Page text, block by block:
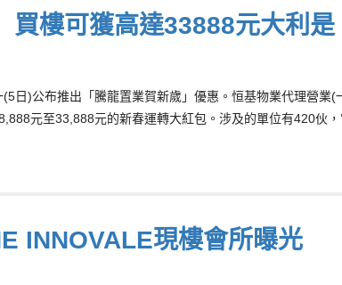
樓可獲高達33888元大利是
日)公布推出「騰龍置業賀新歲」優惠。恒基物業代理營業
元至33,888元的新春運轉大紅包。涉及的單位有420伙
INNOVALE現樓會所曝光